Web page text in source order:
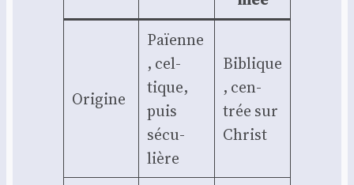
Ori­gine
Païenne
, cel­
tique,
puis
sécu­
lière
Biblique
, cen­
trée sur
Christ